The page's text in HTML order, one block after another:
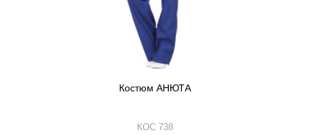
Костюм АНЮТА
КОС 738